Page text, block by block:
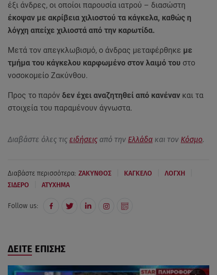
έξι άνδρες, οι οποίοι παρουσία ιατρού – διασώστη
έκοψαν με ακρίβεια χιλιοστού τα κάγκελα, καθώς η
λόγχη απείχε χιλιοστά από την καρωτίδα.
Μετά τον απεγκλωβισμό, ο άνδρας μεταφέρθηκε με
τμήμα του κάγκελου καρφωμένο στον λαιμό του στο
νοσοκομείο Ζακύνθου.
Προς το παρόν δεν έχει αναζητηθεί από κανέναν και τα
στοιχεία του παραμένουν άγνωστα.
Διαβάστε όλες τις ειδήσεις από την Ελλάδα και τον Κόσμο.
Διαβάστε περισσότερα: ΖΑΚΥΝΘΟΣ ΚΑΓΚΕΛΟ ΛΟΓΧΗ
ΣΙΔΕΡΟ ΑΤΥΧΗΜΑ
Follow us:
ΔΕΙΤΕ ΕΠΙΣΗΣ